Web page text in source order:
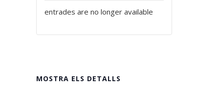
MOSTRA ELS DETALLS
entrades are no longer available